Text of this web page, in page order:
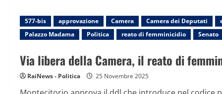
il
cuore
della
norma
è
577-
bis
codice
577-bis approvazione Camera Camera dei Deputati
Palazzo Madama
Politica reato di femminicidio Senato
Via libera della Camera, il reato di
RaiNews - Politica 25 Novembre 2025